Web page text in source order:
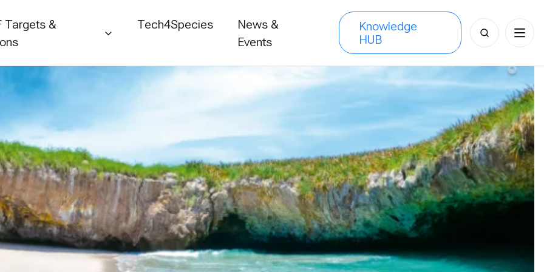
Targets &
Tech4Species
News &
Events
Knowledge
HUB
Search
for: